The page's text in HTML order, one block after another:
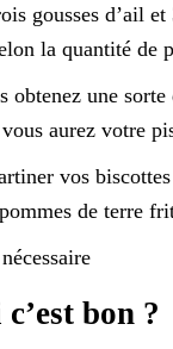
gousses d’ail
la quantité de
obtenez une sorte
aurez votre
vos
de terre
bon ?